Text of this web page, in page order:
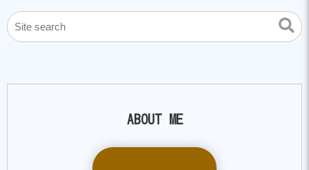
ビ
ゲ
ABOUT ME